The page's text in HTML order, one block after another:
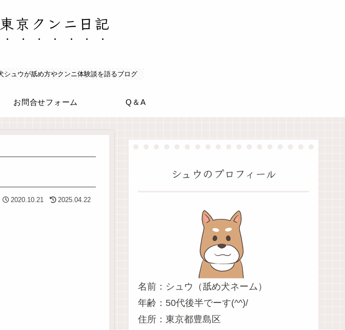
京クンニ日記
ュウが舐め方やクンニ体験談を語るブログ
お問合せフォーム Q＆A
2020.10.21 2025.04.22
シュウのプロフィール
名前：シュウ（舐め犬ネーム）
年齢：50代後半でーす(^^)/
住所：東京都豊島区